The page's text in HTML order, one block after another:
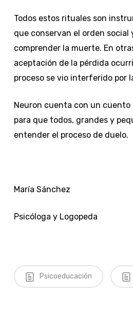
Todos estos rituales son
que conservan el orden social
comprender la muerte. En
aceptación de la pérdida
proceso se vio interferido por
Neuron cuenta con un cuento
para que todos, grandes y
entender el proceso de duelo.
María Sánchez
Psicóloga y Logopeda
Psicoeducación